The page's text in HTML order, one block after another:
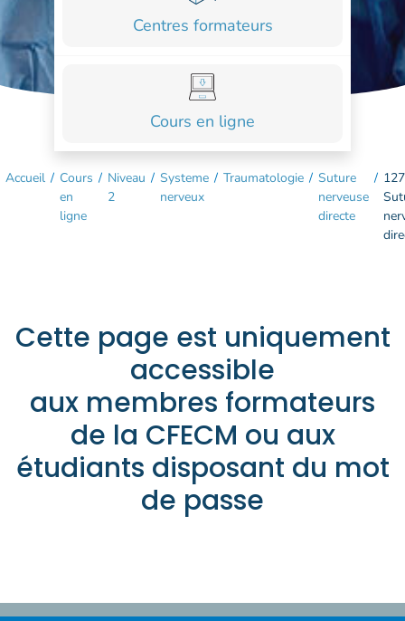
Centres formateurs
Cours en ligne
Accueil / Cours
en
ligne
/ Niveau
2
/ Systeme
nerveux
/ Traumatologie / Suture
nerveuse
directe
/
Cette page est uniquement
accessible
aux membres formateurs
de la CFECM ou aux
étudiants disposant du mot
de passe
FORMATIONS
CONTACT